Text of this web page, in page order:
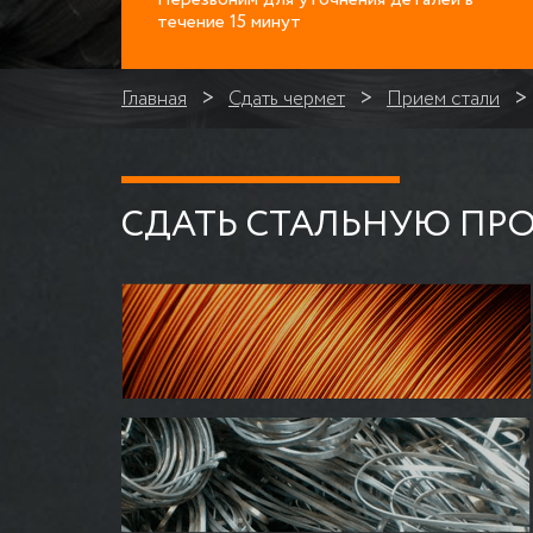
течение 15 минут
Главная Сдать чермет Прием стали
СДАТЬ СТАЛЬНУЮ